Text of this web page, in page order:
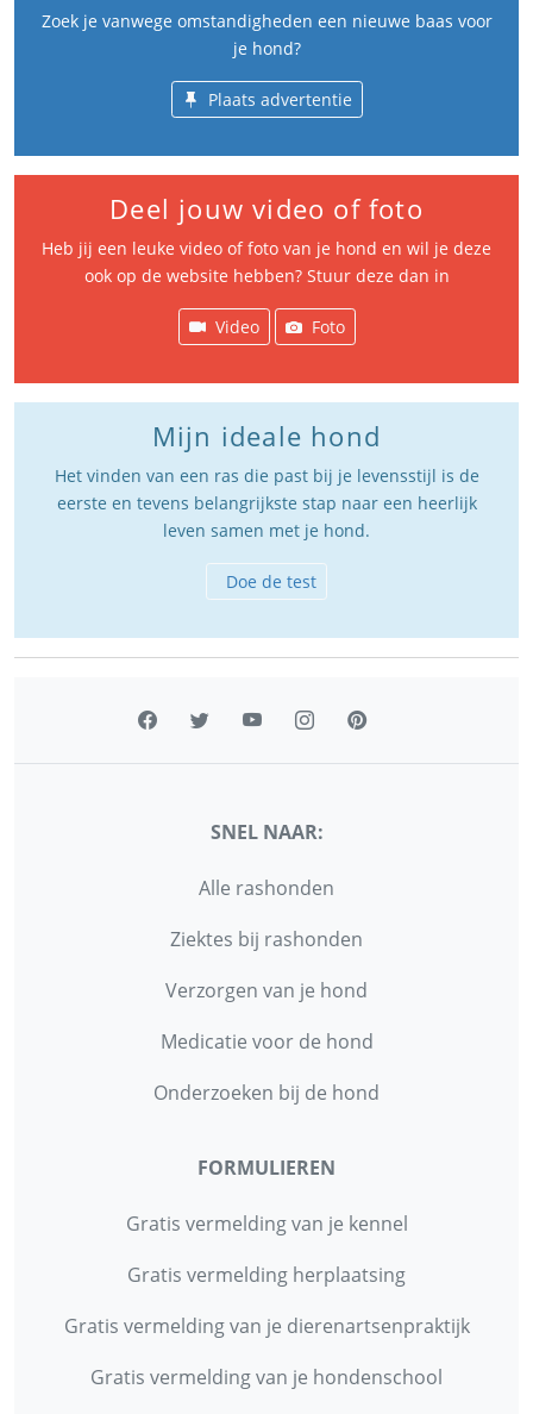
Zoek je vanwege omstandigheden een nieuwe baas voor
je hond?
Plaats advertentie
Deel jouw video of foto
Heb jij een leuke video of foto van je hond en wil je deze
ook op de website hebben? Stuur deze dan in
Video Foto
Mijn ideale hond
Het vinden van een ras die past bij je levensstijl is de
eerste en tevens belangrijkste stap naar een heerlijk
leven samen met je hond.
Doe de test
SNEL NAAR:
Alle rashonden
Ziektes bij rashonden
Verzorgen van je hond
Medicatie voor de hond
Onderzoeken bij de hond
FORMULIEREN
Gratis vermelding van je kennel
Gratis vermelding herplaatsing
Gratis vermelding van je dierenartsenpraktijk
Gratis vermelding van je hondenschool